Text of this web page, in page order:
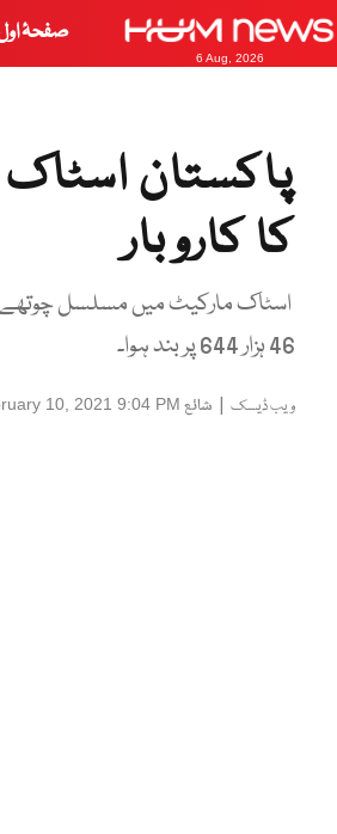
6 Aug, 2026
صفحۂ
کا کاروبار
46 ہزار 644 پر بند ہوا۔
ویب ڈیسک | شائع 10, 2021 9:04 PM